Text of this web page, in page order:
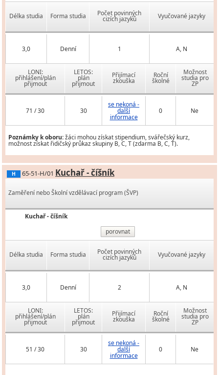
Délka studia Forma studia Počet povinných
cizích jazyků Vyučované jazyky
3,0 Denní 1 A, N
LONI:
přihlášení/plán
přijmout
LETOS:
plán
přijmout
Přijímací
zkouška
Roční
školné
Možnost
studia pro
ZP
71 / 30 30
se nekoná -
další
informace
0 Ne
Poznámky k oboru:žáci mohou získat stipendium, svářečský kurz,
možnost získat řidičský průkaz skupiny B, C, T (zdarma B, C, T).
H 65-51-H/01 Kuchař - číšník
Zaměření nebo Školní vzdělávací program (ŠVP)
Kuchař - číšník
porovnat
Délka studia Forma studia Počet povinných
cizích jazyků Vyučované jazyky
3,0 Denní 2 A, N
LONI:
přihlášení/plán
přijmout
LETOS:
plán
přijmout
Přijímací
zkouška
Roční
školné
Možnost
studia pro
ZP
51 / 30 30
se nekoná -
další
informace
0 Ne